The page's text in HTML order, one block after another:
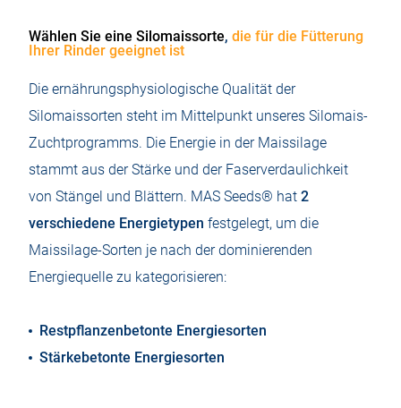
Wählen Sie eine Silomaissorte, die für die Fütterung
Ihrer Rinder geeignet ist
Die ernährungsphysiologische Qualität der
Silomaissorten steht im Mittelpunkt unseres Silomais-
Zuchtprogramms. Die Energie in der Maissilage
stammt aus der Stärke und der Faserverdaulichkeit
von Stängel und Blättern. MAS Seeds® hat 2
verschiedene Energietypen festgelegt, um die
Maissilage-Sorten je nach der dominierenden
Energiequelle zu kategorisieren:
Restpflanzenbetonte Energiesorten
Stärkebetonte Energiesorten